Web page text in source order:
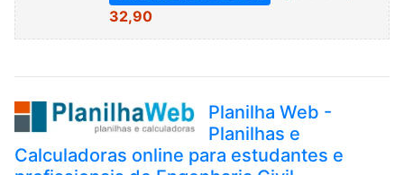
32,90
Planilha Web -
Planilhas e
Calculadoras online para estudantes e